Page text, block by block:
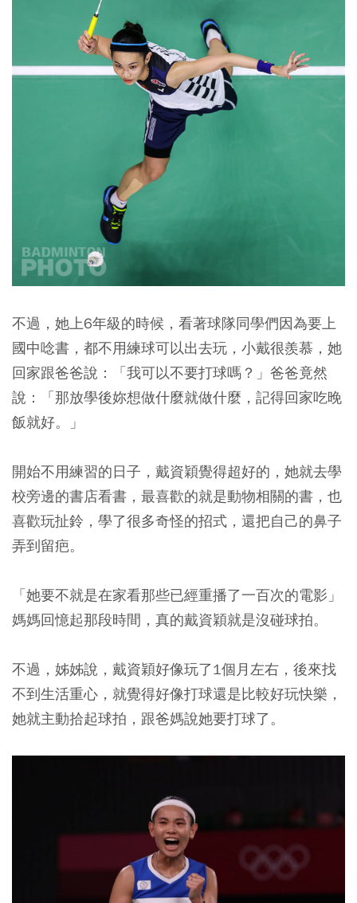
不過，她上6年級的時候，看著球隊同學們因為要上
國中唸書，都不用練球可以出去玩，小戴很羨慕，她
回家跟爸爸說：「我可以不要打球嗎？」爸爸竟然
說：「那放學後妳想做什麼就做什麼，記得回家吃晚
飯就好。」
開始不用練習的日子，戴資穎覺得超好的，她就去學
校旁邊的書店看書，最喜歡的就是動物相關的書，也
喜歡玩扯鈴，學了很多奇怪的招式，還把自己的鼻子
弄到留疤。
「她要不就是在家看那些已經重播了一百次的電影」
媽媽回憶起那段時間，真的戴資穎就是沒碰球拍。
不過，姊姊說，戴資穎好像玩了1個月左右，後來找
不到生活重心，就覺得好像打球還是比較好玩快樂，
她就主動拾起球拍，跟爸媽說她要打球了。